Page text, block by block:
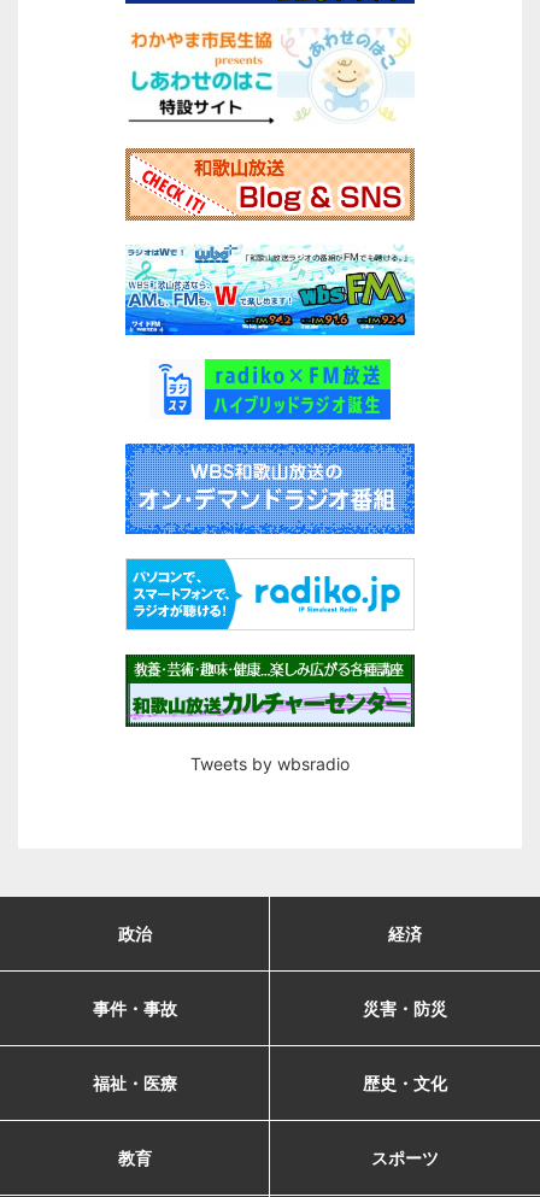
Tweets by wbsradio
政治 経済
事件・事故 災害・防災
福祉・医療 歴史・文化
教育 スポーツ